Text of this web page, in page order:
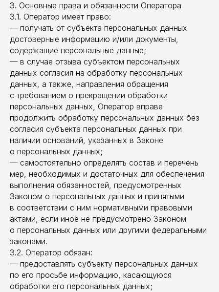
3. Основные права и обязанности Оператора
3.1. Оператор имеет право:
— получать от субъекта персональных данных
достоверные информацию и/или документы,
содержащие персональные данные;
— в случае отзыва субъектом персональных
данных согласия на обработку персональных
данных, а также, направления обращения
с требованием о прекращении обработки
персональных данных, Оператор вправе
продолжить обработку персональных данных без
согласия субъекта персональных данных при
наличии оснований, указанных в Законе
о персональных данных;
— самостоятельно определять состав и перечень
мер, необходимых и достаточных для обеспечения
выполнения обязанностей, предусмотренных
Законом о персональных данных и принятыми
в соответствии с ним нормативными правовыми
актами, если иное не предусмотрено Законом
о персональных данных или другими федеральными
законами.
3.2. Оператор обязан:
— предоставлять субъекту персональных данных
по его просьбе информацию, касающуюся
обработки его персональных данных;